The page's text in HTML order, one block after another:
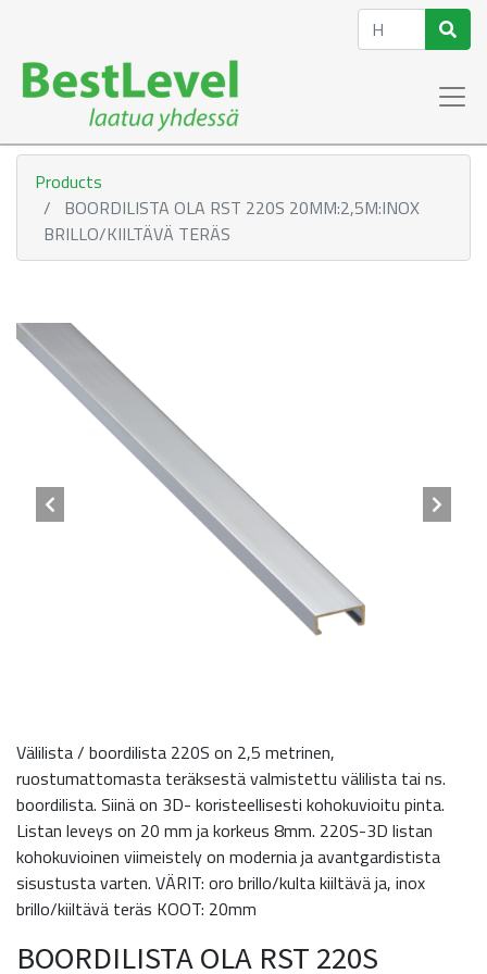
Products
BOORDILISTA OLA RST 220S 20MM:2,5M:INOX
BRILLO/KIILTÄVÄ TERÄS
Välilista / boordilista 220S on 2,5 metrinen,
ruostumattomasta teräksestä valmistettu välilista tai ns.
boordilista. Siinä on 3D- koristeellisesti kohokuvioitu pinta.
Listan leveys on 20 mm ja korkeus 8mm. 220S-3D listan
kohokuvioinen viimeistely on modernia ja avantgardistista
sisustusta varten. VÄRIT: oro brillo/kulta kiiltävä ja, inox
brillo/kiiltävä teräs KOOT: 20mm
BOORDILISTA OLA RST 220S